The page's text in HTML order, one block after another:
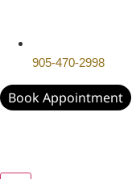
905-470-2998
Book Appointment